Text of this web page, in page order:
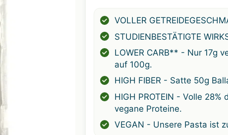
VOLLER
STUDIENBESTÄTIGTE
LOWER CARB** - Nur 17g
auf 100g.
HIGH FIBER - Satte 50g
HIGH PROTEIN - Volle
vegane Proteine.
VEGAN - Unsere Pasta ist